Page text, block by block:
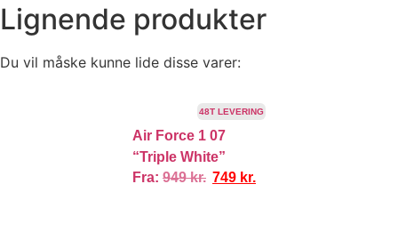
Lignende produkter
Du vil måske kunne lide disse varer:
48T LEVERING
Air Force 1 07
“Triple White”
Fra: 949kr. 749 kr.